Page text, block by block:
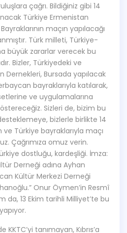
çağrı. Bildiğiniz gibi 14
Türkiye Ermenistan
maçın yapılacağı
Türk milleti, Türkiye-
büyük zararlar verecek bu
Bizler, Türkiyedeki ve
Dernekleri, Bursada yapılacak
bayraklarıyla katılarak,
ve uygulamalarına
Sizleri de, bizim bu
bizlerle birlikte 14
Türkiye bayraklarıyla maçı
Çağrımıza omuz verin.
dostluğu, kardeşliği. İmza:
Derneği adına Ayhan
Kültür Merkezi Derneği
Onur Öymen’in Resmî
da, 13 Ekim tarihli Milliyet’te bu
KKTC’yi tanımayan, Kıbrıs’a